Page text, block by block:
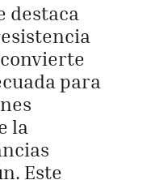
destaca
para
la
Este